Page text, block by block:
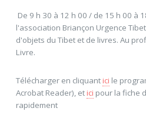
 De 9 h 30 à 12 h 00 / de 15 h 00 à
l'association Briançon Urgence
d'objets du Tibet et de livres. Au
Livre.
Télécharger en cliquantici le
Acrobat Reader), etici pour la fiche
rapidement